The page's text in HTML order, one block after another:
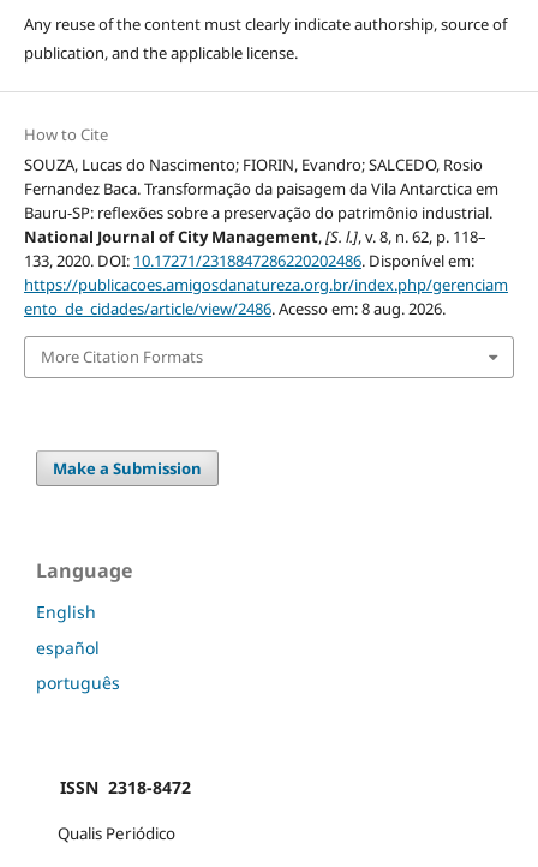
Any reuse of the content must clearly indicate authorship, source of
publication, and the applicable license.
How to Cite
SOUZA, Lucas do Nascimento; FIORIN, Evandro; SALCEDO, Rosio
Fernandez Baca. Transformação da paisagem da Vila Antarctica em
Bauru-SP: reflexões sobre a preservação do patrimônio industrial.
National Journal of City Management,[S. l.], v. 8, n. 62, p. 118–
133, 2020. DOI: 10.17271/2318847286220202486. Disponível em:
https://publicacoes.amigosdanatureza.org.br/index.php/gerenciam
ento_de_cidades/article/view/2486. Acesso em: 8 aug. 2026.
More Citation Formats
Make a Submission
Language
English
español
português
ISSN 2318-8472
Qualis Periódico